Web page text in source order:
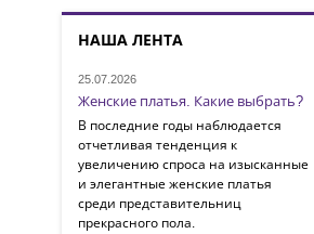
НАША ЛЕНТА
25.07.2026
Женские платья. Какие выбрать?
В последние годы наблюдается
отчетливая тенденция к
увеличению спроса на изысканные
и элегантные женские платья
среди представительниц
прекрасного пола.